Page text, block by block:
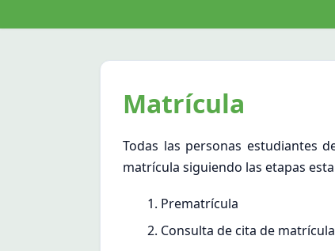
Matrícula
Todas las personas estudiantes
matrícula siguiendo las etapas
Prematrícula
Consulta de cita de matrícula